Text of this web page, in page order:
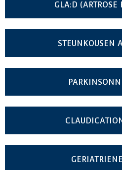
GLA:D (ARTROSE
STEUNKOUSEN